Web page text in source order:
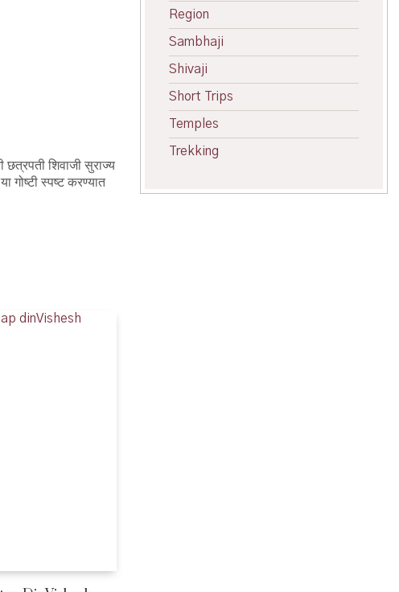
छत्रपती शिवाजी सुराज्य
गोष्टी स्पष्ट करण्यात
Region
Sambhaji
Shivaji
Short Trips
Temples
Trekking